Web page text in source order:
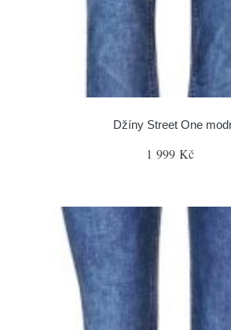
Džíny Street One
1 999 Kč